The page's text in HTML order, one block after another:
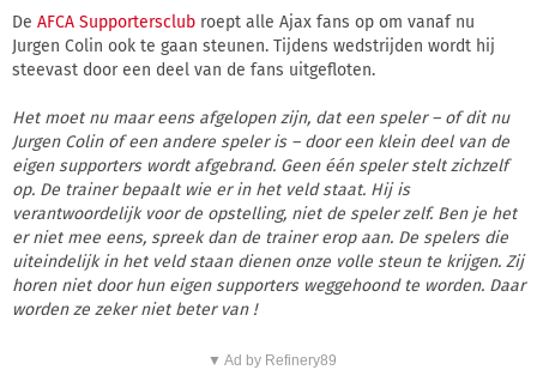
De AFCA Supportersclub roept alle Ajax fans op om vanaf nu
Jurgen Colin ook te gaan steunen. Tijdens wedstrijden wordt hij
steevast door een deel van de fans uitgefloten.
Het moet nu maar eens afgelopen zijn, dat een speler – of dit nu
Jurgen Colin of een andere speler is – door een klein deel van de
eigen supporters wordt afgebrand. Geen één speler stelt zichzelf
op. De trainer bepaalt wie er in het veld staat. Hij is
verantwoordelijk voor de opstelling, niet de speler zelf. Ben je het
er niet mee eens, spreek dan de trainer erop aan. De spelers die
uiteindelijk in het veld staan dienen onze volle steun te krijgen. Zij
horen niet door hun eigen supporters weggehoond te worden. Daar
worden ze zeker niet beter van !
▼ Ad by Refinery89